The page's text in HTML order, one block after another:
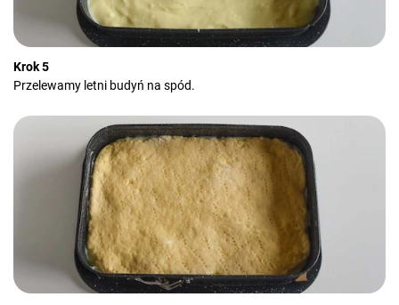
Krok 5
Przelewamy letni budyń na spód.